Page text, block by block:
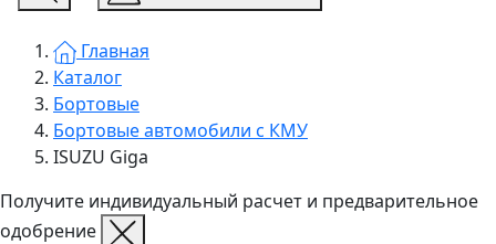
Главная
Каталог
Бортовые
Бортовые автомобили с КМУ
ISUZU Giga
Получите индивидуальный расчет и предварительное
одобрение